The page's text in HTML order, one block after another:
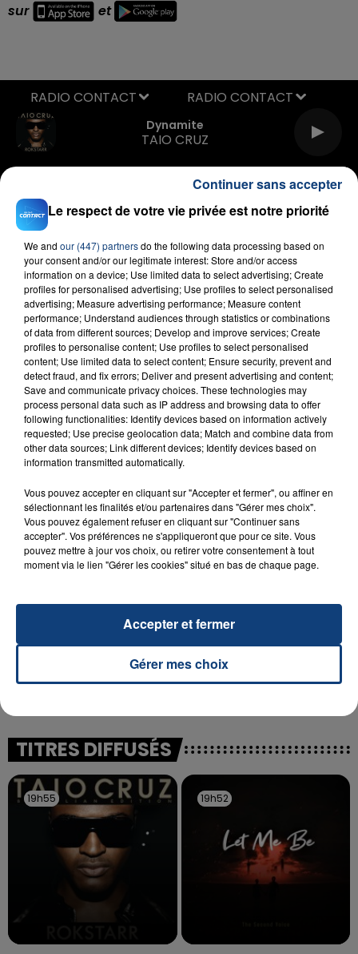
sur
et
Dynamite
TAIO CRUZ
RADIO CONTACT
FIL D'ACTU
23 juillet 2026
INCENDIE MORTEL À LENS : UNE FEMME ET
Un homme s'est immolé par le feu après avoir
aspergé sa compagne et leur bébé de trois mois
d'un liquide inflammable.
20 juillet 2026
UNE ADOLESCENTE DEVANT SE FAIRE
OPÉRER DE LA CHEVILLE RESSORT DE LA...
reconnu sa responsabilité et présenté ses
excuses.
TITRES DIFFUSÉS
19h55
19h55 19h52
19h52
Le respect de votre vie privée est notre priorité
We and our (447) partnersdo the following data processing based on
your consent and/or our legitimate interest: Store and/or access
information on a device; Use limited data to select advertising; Create
profiles for personalised advertising; Use profiles to select personalised
advertising; Measure advertising performance; Measure content
performance; Understand audiences through statistics or combinations
of data from different sources; Develop and improve services; Create
profiles to personalise content; Use profiles to select personalised
content; Use limited data to select content; Ensure security, prevent and
detect fraud, and fix errors; Deliver and present advertising and content;
Save and communicate privacy choices. These technologies may
process personal data such as IP address and browsing data to offer
following functionalities: Identify devices based on information actively
requested; Use precise geolocation data; Match and combine data from
other data sources; Link different devices; Identify devices based on
information transmitted automatically.
Vous pouvez accepter en cliquant sur "Accepter et fermer", ou affiner en
sélectionnant les finalités et/ou partenaires dans "Gérer mes choix".
Vous pouvez également refuser en cliquant sur "Continuer sans
accepter". Vos préférences ne s'appliqueront que pour ce site. Vous
pouvez mettre à jour vos choix, ou retirer votre consentement à tout
moment via le lien "Gérer les cookies" situé en bas de chaque page.
Gérer mes choix
Accepter et fermer
Continuer sans accepter